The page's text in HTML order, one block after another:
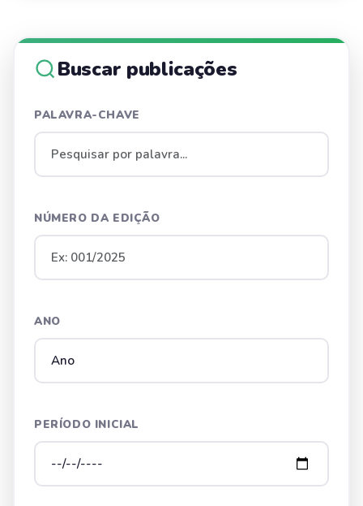
Buscar publicações
PALAVRA-CHAVE
NÚMERO DA EDIÇÃO
ANO
PERÍODO INICIAL